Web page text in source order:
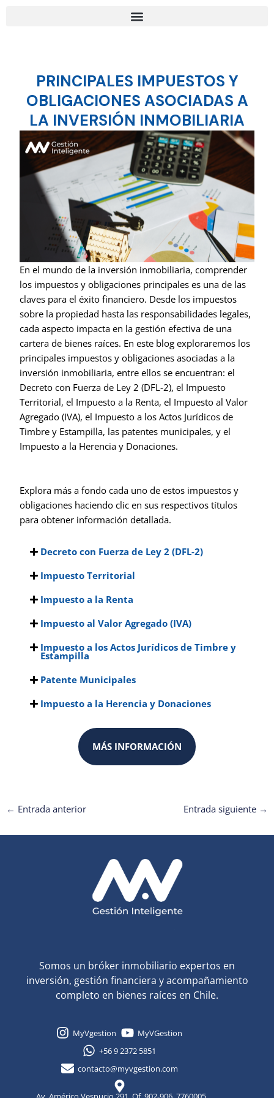
PRINCIPALES IMPUESTOS Y
OBLIGACIONES ASOCIADAS A
LA INVERSIÓN INMOBILIARIA
En el mundo de la inversión inmobiliaria, comprender
los impuestos y obligaciones principales es una de las
claves para el éxito financiero. Desde los impuestos
sobre la propiedad hasta las responsabilidades legales,
cada aspecto impacta en la gestión efectiva de una
cartera de bienes raíces. En este blog exploraremos los
principales impuestos y obligaciones asociadas a la
inversión inmobiliaria, entre ellos se encuentran: el
Decreto con Fuerza de Ley 2 (DFL-2), el Impuesto
Territorial, el Impuesto a la Renta, el Impuesto al Valor
Agregado (IVA), el Impuesto a los Actos Jurídicos de
Timbre y Estampilla, las patentes municipales, y el
Impuesto a la Herencia y Donaciones.
Explora más a fondo cada uno de estos impuestos y
obligaciones haciendo clic en sus respectivos títulos
para obtener información detallada.
Decreto con Fuerza de Ley 2 (DFL-2)
Impuesto Territorial
Impuesto a la Renta
Impuesto al Valor Agregado (IVA)
Impuesto a los Actos Jurídicos de Timbre y
Estampilla
Patente Municipales
Impuesto a la Herencia y Donaciones
MÁS INFORMACIÓN
← Entrada anterior Entrada siguiente →
Somos un bróker inmobiliario expertos en
inversión, gestión financiera y acompañamiento
completo en bienes raíces en Chile.
MyVgestion
MyVGestion
+56 9 2372 5851
contacto@myvgestion.com